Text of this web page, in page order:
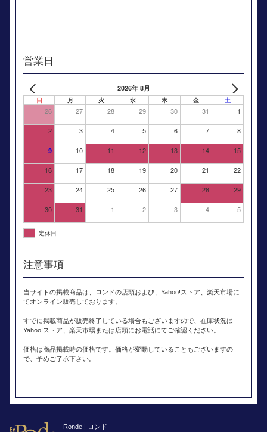
営業日
2026年 8月
日 月 火 水 木 金 土
26 27 28 29 30 31 1
2 3 4 5 6 7 8
9 10 11 12 13 14 15
16 17 18 19 20 21 22
23 24 25 26 27 28 29
30 31 1 2 3 4 5
定休日
注意事項
当サイトの掲載商品は、ロンドの店頭および、Yahoo!ストア、楽天市場に
てオンライン販売しております。
すでに掲載商品が販売終了している場合もございますので、在庫状況は
Yahoo!ストア、楽天市場または店頭にお電話にてご確認ください。
価格は商品掲載時の価格です。価格が変動していることもございますの
で、予めご了承下さい。
Ronde | ロンド